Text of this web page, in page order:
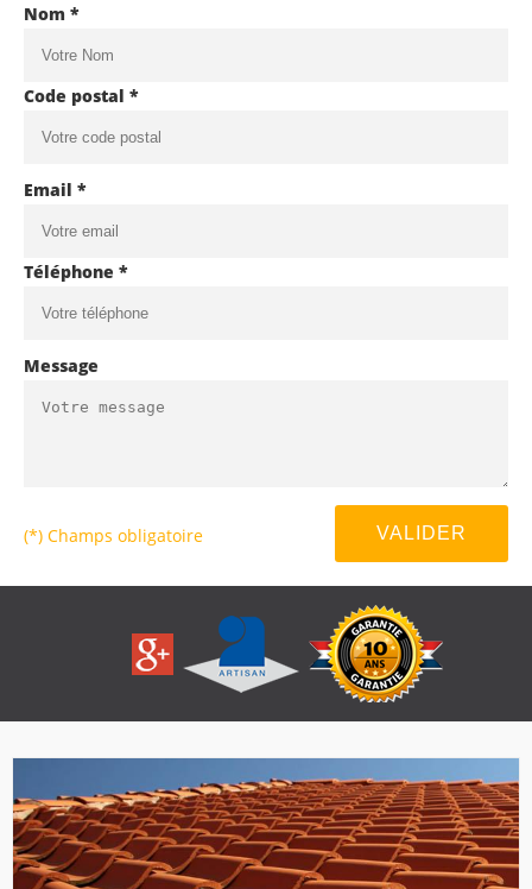
Nom *
Code postal *
Email *
Téléphone *
Message
(*) Champs obligatoire